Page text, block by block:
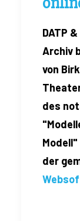
DATP
Archiv
von
des
der